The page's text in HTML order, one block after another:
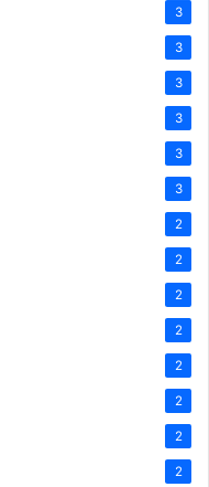
3
3
3
3
3
3
2
2
2
2
2
2
2
2